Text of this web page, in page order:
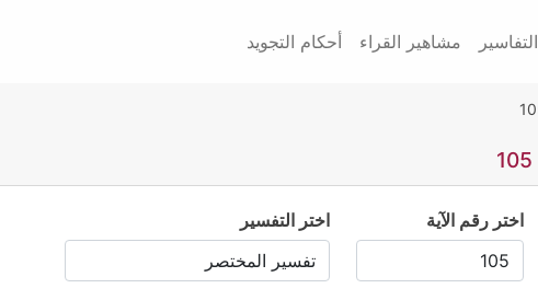
التفاسير مشاهير القراء أحكام التجويد
اختر رقم الآية اختر التفسير